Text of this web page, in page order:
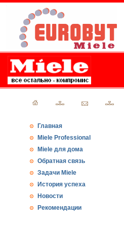
Главная
Miele Professional
Miele для дома
Обратная связь
Задачи Miele
История успеха
Новости
Рекомендации